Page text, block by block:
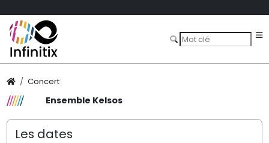
Concert
Ensemble Kelsos
Les dates